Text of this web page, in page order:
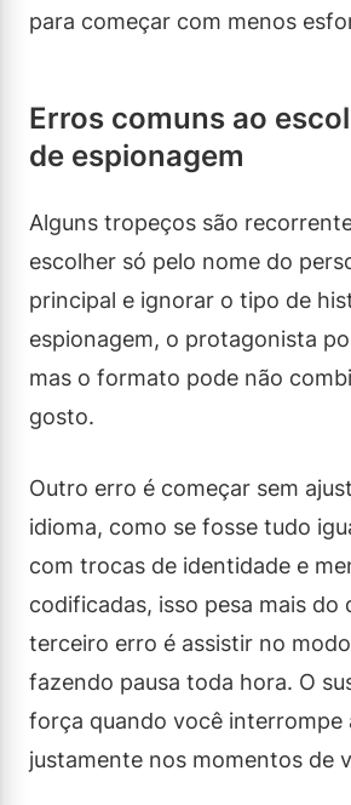
para começar com menos
Erros comuns ao
de espionagem
Alguns tropeços são
escolher só pelo nome do
principal e ignorar o tipo de
espionagem, o protagonista
mas o formato pode não
gosto.
Outro erro é começar sem
idioma, como se fosse tudo
com trocas de identidade e
codificadas, isso pesa mais do
terceiro erro é assistir no
fazendo pausa toda hora. O
força quando você interrompe
justamente nos momentos de